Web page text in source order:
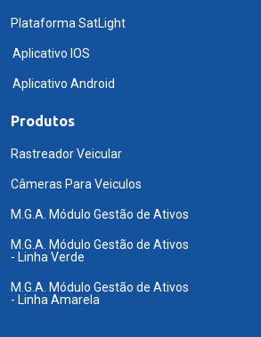
Plataforma SatLight
Aplicativo IOS
Aplicativo Android
Produtos
Rastreador Veicular
Câmeras Para Veiculos
M.G.A. Módulo Gestão de Ativos
M.G.A. Módulo Gestão de Ativos
- Linha Verde
M.G.A. Módulo Gestão de Ativos
- Linha Amarela